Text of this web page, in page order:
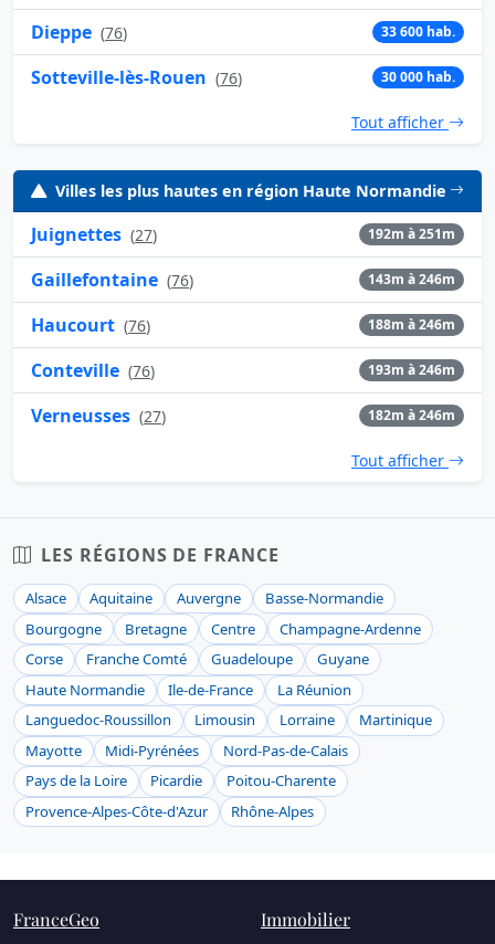
Dieppe (76) 33 600 hab.
Sotteville-lès-Rouen (76) 30 000 hab.
Tout afficher
Villes les plus hautes en région Haute Normandie
Juignettes (27) 192m à 251m
Gaillefontaine (76) 143m à 246m
Haucourt (76) 188m à 246m
Conteville (76) 193m à 246m
Verneusses (27) 182m à 246m
Tout afficher
LES RÉGIONS DE FRANCE
Alsace Aquitaine Auvergne
Basse-Normandie
Bourgogne
Bretagne Centre
Champagne-Ardenne
Corse
Franche Comté Guadeloupe
Guyane
Haute Normandie
Ile-de-France
La Réunion
Languedoc-Roussillon
Limousin Lorraine
Martinique
Mayotte
Midi-Pyrénées
Nord-Pas-de-Calais
Pays de la Loire
Picardie
Poitou-Charente
Provence-Alpes-Côte-d'Azur
Rhône-Alpes
FranceGeo Immobilier